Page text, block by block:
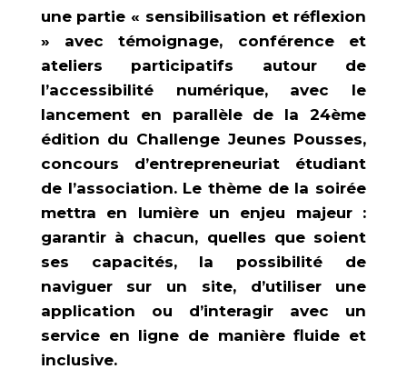
une partie « sensibilisation et réflexion
» avec témoignage, conférence et
ateliers participatifs autour de
l’accessibilité numérique, avec le
lancement en parallèle de la 24ème
édition du Challenge Jeunes Pousses,
concours d’entrepreneuriat étudiant
de l’association. Le thème de la soirée
mettra en lumière un enjeu majeur :
garantir à chacun, quelles que soient
ses capacités, la possibilité de
naviguer sur un site, d’utiliser une
application ou d’interagir avec un
service en ligne de manière fluide et
inclusive.